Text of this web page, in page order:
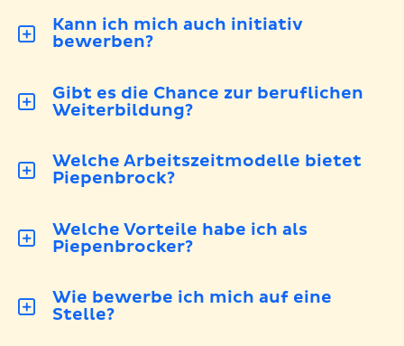
Kann ich mich auch initiativ
bewerben?
Gibt es die Chance zur beruflichen
Weiterbildung?
Welche Arbeitszeitmodelle bietet
Piepenbrock?
Welche Vorteile habe ich als
Piepenbrocker?
Wie bewerbe ich mich auf eine
Stelle?